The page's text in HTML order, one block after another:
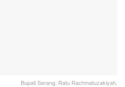
Bupati Serang, Ratu Rachmatuzakiyah,